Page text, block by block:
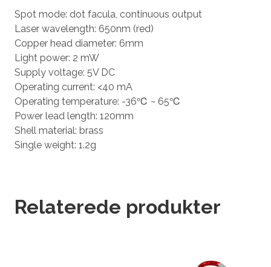
Spot mode: dot facula, continuous output
Laser wavelength: 650nm (red)
Copper head diameter: 6mm
Light power: 2 mW
Supply voltage: 5V DC
Operating current: <40 mA
Operating temperature: -36℃ ~ 65℃
Power lead length: 120mm
Shell material: brass
Single weight: 1.2g
Relaterede produkter